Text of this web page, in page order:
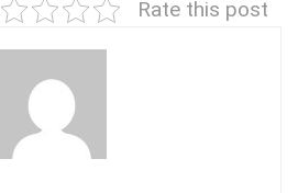
Rate this post